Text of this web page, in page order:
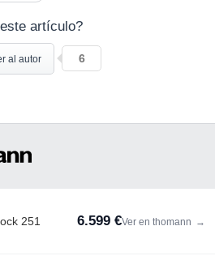
artículo?
al autor 6
251 6.599 €Ver en thomann →